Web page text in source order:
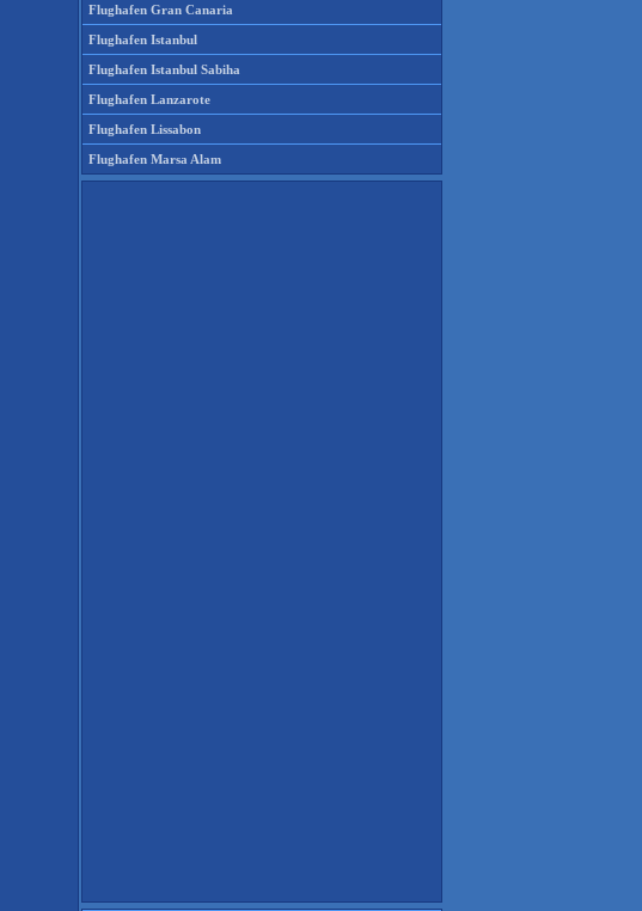
Flughafen Gran Canaria
Flughafen Istanbul
Flughafen Istanbul Sabiha
Flughafen Lanzarote
Flughafen Lissabon
Flughafen Marsa Alam